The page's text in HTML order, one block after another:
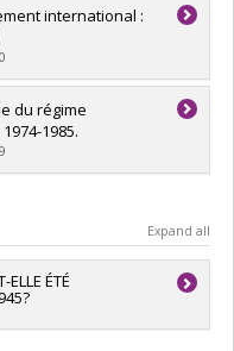
international :
du régime
1985.
Expand all
ELLE ÉTÉ